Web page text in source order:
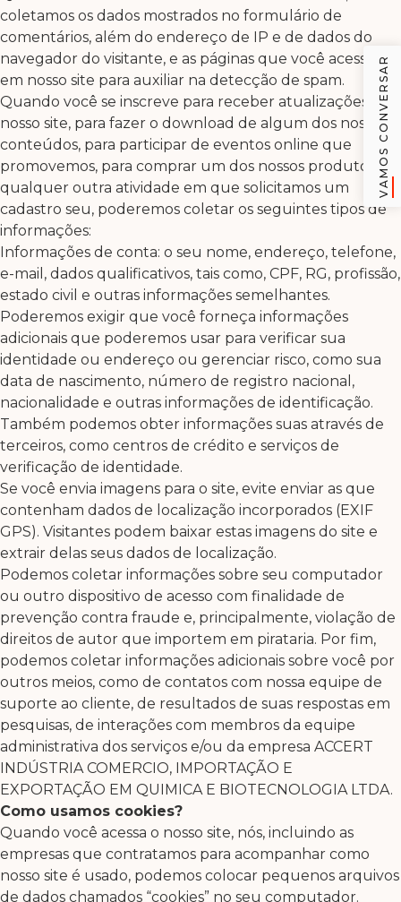
coletamos os dados mostrados no formulário de
comentários, além do endereço de IP e de dados do
navegador do visitante, e as páginas que você acessou
em nosso site para auxiliar na detecção de spam.
Quando você se inscreve para receber atualizações do
nosso site, para fazer o download de algum dos nossos
conteúdos, para participar de eventos online que
promovemos, para comprar um dos nossos produtos, ou
qualquer outra atividade em que solicitamos um
cadastro seu, poderemos coletar os seguintes tipos de
informações:
Informações de conta: o seu nome, endereço, telefone,
e-mail, dados qualificativos, tais como, CPF, RG, profissão,
estado civil e outras informações semelhantes.
Poderemos exigir que você forneça informações
adicionais que poderemos usar para verificar sua
identidade ou endereço ou gerenciar risco, como sua
data de nascimento, número de registro nacional,
nacionalidade e outras informações de identificação.
Também podemos obter informações suas através de
terceiros, como centros de crédito e serviços de
verificação de identidade.
Se você envia imagens para o site, evite enviar as que
contenham dados de localização incorporados (EXIF
GPS). Visitantes podem baixar estas imagens do site e
extrair delas seus dados de localização.
Podemos coletar informações sobre seu computador
ou outro dispositivo de acesso com finalidade de
prevenção contra fraude e, principalmente, violação de
direitos de autor que importem em pirataria. Por fim,
podemos coletar informações adicionais sobre você por
outros meios, como de contatos com nossa equipe de
suporte ao cliente, de resultados de suas respostas em
pesquisas, de interações com membros da equipe
administrativa dos serviços e/ou da empresa ACCERT
INDÚSTRIA COMERCIO, IMPORTAÇÃO E
EXPORTAÇÃO EM QUIMICA E BIOTECNOLOGIA LTDA.
Como usamos cookies?
Quando você acessa o nosso site, nós, incluindo as
empresas que contratamos para acompanhar como
nosso site é usado, podemos colocar pequenos arquivos
de dados chamados “cookies” no seu computador.
VAMOS CONVERSAR